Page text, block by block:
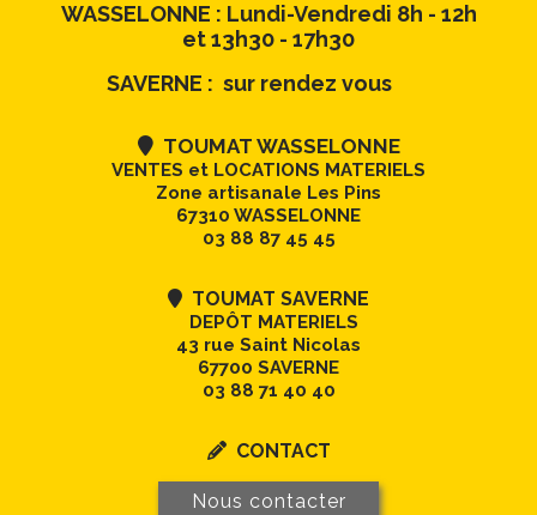
WASSELONNE : Lundi-Vendredi 8h - 12h
et 13h30 - 17h30
SAVERNE : sur rendez vous
TOUMAT WASSELONNE
VENTES et LOCATIONS MATERIELS
Zone artisanale Les Pins
67310 WASSELONNE
03 88 87 45 45
 TOUMAT SAVERNE
DEPÔT MATERIELS
43 rue Saint Nicolas
67700 SAVERNE
03 88 71 40 40
CONTACT
Nous contacter